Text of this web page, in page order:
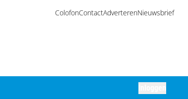
ColofonContactAdverterenNieuwsbrief